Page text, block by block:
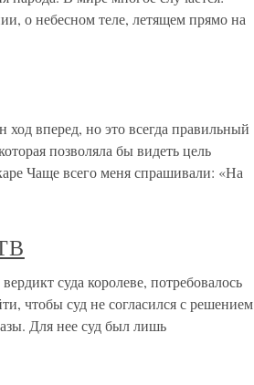
о небесном теле, летящем прямо на
вперед, но это всегда правильный
позволяла бы видеть цель
Чаще всего меня спрашивали: «На
суда королеве, потребовалось
чтобы суд не согласился с решением
Для нее суд был лишь